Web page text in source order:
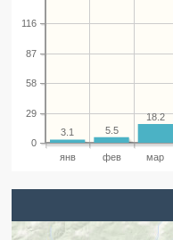
янв фев мар
0
29
58
87
116
18.2
5.5
3.1